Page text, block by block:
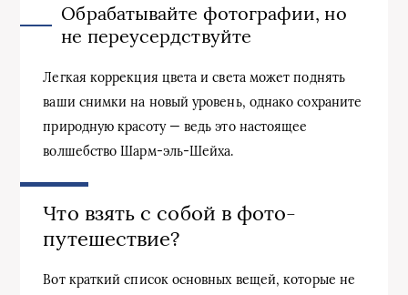
Обрабатывайте фотографии, но
не переусердствуйте
Легкая коррекция цвета и света может поднять
ваши снимки на новый уровень, однако сохраните
природную красоту — ведь это настоящее
волшебство Шарм-эль-Шейха.
Что взять с собой в фото-
путешествие?
Вот краткий список основных вещей, которые не